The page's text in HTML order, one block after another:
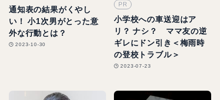
通知表の結果がくやし
い！ 小1次男がとった意
外な行動とは？
2023-10-30
PR
小学校への車送迎はア
リ？ ナシ？ ママ友の逆
ギレにドン引き＜梅雨時
の登校トラブル＞
2023-07-23